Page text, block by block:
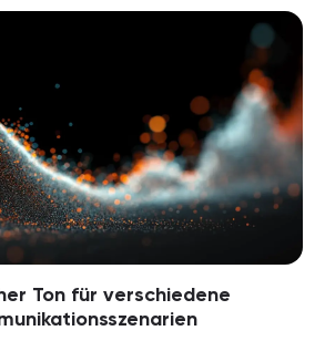
Ton für verschiedene